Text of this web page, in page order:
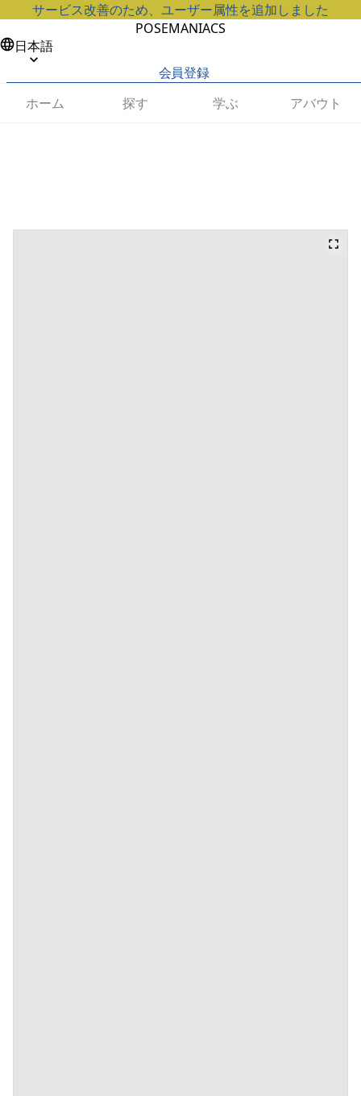
サービス改善のため、ユーザー属性を追加しました
POSEMANIACS
日本語
会員登録
ホーム
探す 学ぶ アバウト